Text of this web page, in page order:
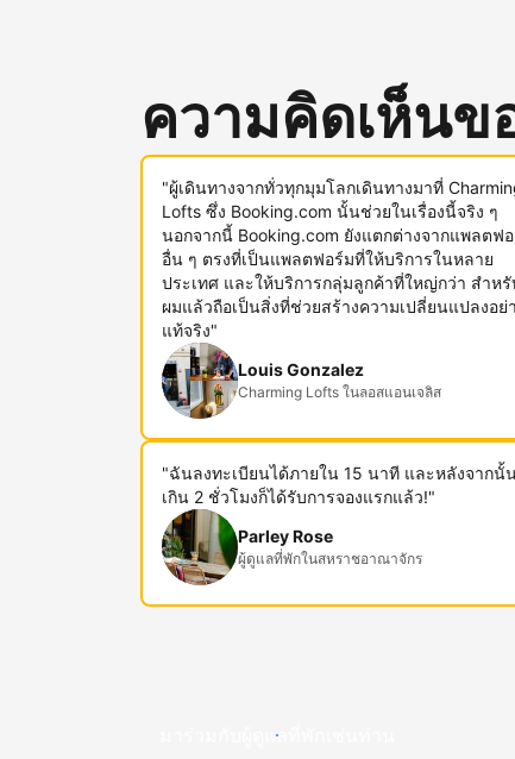
ความคิดเห็นข
"ผู้เดินทางจากทั่วทุกมุมโลกเดินทางมาที่
Lofts ซึ่ง Booking.com นั้นช่วยในเรื่องนี้จริง ๆ
นอกจากนี้ Booking.com ยังแตกต่างจากแพลตฟ
อื่น ๆ ตรงที่เป็นแพลตฟอร์มที่ให้บริการในหลาย
ประเทศ และให้บริการกลุ่มลูกค้าที่ใหญ่กว่า สำหรั
ผมแล้วถือเป็นสิ่งที่ช่วยสร้างความเปลี่ยนแปลงอย่
แท้จริง"
Louis Gonzalez
Charming Lofts ในลอสแอนเจลิส
"ฉันลงทะเบียนได้ภายใน 15 นาที และหลังจากนั้
เกิน 2 ชั่วโมงก็ได้รับการจองแรกแล้ว!"
Parley Rose
ผู้ดูแลที่พักในสหราชอาณาจักร
มาร่วมกับผู้ดูแลที่พักเช่นท่าน